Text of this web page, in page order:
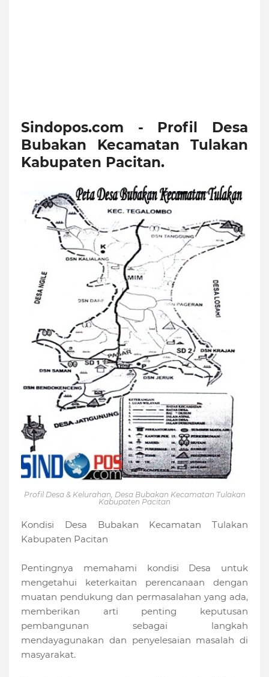
Sindopos.com - Profil Desa
Bubakan Kecamatan Tulakan
Kabupaten Pacitan.
Profil Desa & Kelurahan, Desa Bubakan Kecamatan Tulakan
Kabupaten Pacitan
Kondisi Desa Bubakan Kecamatan Tulakan
Kabupaten Pacitan
Pentingnya memahami kondisi Desa untuk
mengetahui keterkaitan perencanaan dengan
muatan pendukung dan permasalahan yang ada,
memberikan arti penting keputusan
pembangunan sebagai langkah
mendayagunakan dan penyelesaian masalah di
masyarakat.